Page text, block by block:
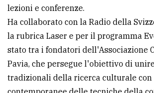
lezioni e conferenze.
Ha collaborato con la Radio della
la rubrica Laser e per il programma
stato tra i fondatori dell'Associazione
Pavia, che persegue l'obiettivo di
tradizionali della ricerca culturale con